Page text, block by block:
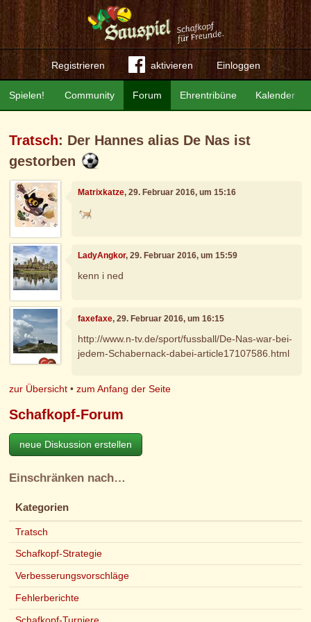
Registrieren aktivieren Einloggen
Community Forum Ehrentribüne Kalender
Spielen!
Tratsch: Der Hannes alias De Nas ist
gestorben
Matrixkatze, 29. Februar 2016, um 15:16
LadyAngkor, 29. Februar 2016, um 15:59
kenn i ned
faxefaxe, 29. Februar 2016, um 16:15
http://www.n-tv.de/sport/fussball/De-Nas-war-bei-
jedem-Schabernack-dabei-article17107586.html
zur Übersicht •zum Anfang der Seite
Schafkopf-Forum
neue Diskussion erstellen
Einschränken nach…
Kategorien
Tratsch
Schafkopf-Strategie
Verbesserungsvorschläge
Fehlerberichte
Schafkopf-Turniere